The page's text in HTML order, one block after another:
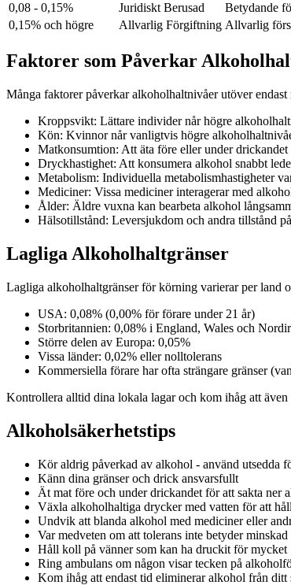
0,08 - 0,15%
Juridiskt Berusad
Betydande
0,15% och högre
Allvarlig Förgiftning Allvarlig
Faktorer som Påverkar
Många faktorer påverkar alkoholhaltnivåer utöver
Kroppsvikt: Lättare individer når högre
Kön: Kvinnor når vanligtvis högre
Matkonsumtion: Att äta före eller under
Dryckhastighet: Att konsumera alkohol snabbt
Metabolism: Individuella metabolismhastigheter
Mediciner: Vissa mediciner interagerar med
Ålder: Äldre vuxna kan bearbeta alkohol
Hälsotillstånd: Leversjukdom och andra tillstånd
Lagliga Alkoholhaltgränser
Lagliga alkoholhaltgränser för körning varierar per land
USA: 0,08% (0,00% för förare under 21 år)
Storbritannien: 0,08% i England, Wales och
Större delen av Europa: 0,05%
Vissa länder: 0,02% eller nolltolerans
Kommersiella förare har ofta strängare gränser
Kontrollera alltid dina lokala lagar och kom ihåg att
Alkoholsäkerhetstips
Kör aldrig påverkad av alkohol - använd utsedda
Känn dina gränser och drick ansvarsfullt
Ät mat före och under drickandet för att sakta ner
Växla alkoholhaltiga drycker med vatten för att
Undvik att blanda alkohol med mediciner eller
Var medveten om att tolerans inte betyder
Håll koll på vänner som kan ha druckit för mycket
Ring ambulans om någon visar tecken på
Kom ihåg att endast tid eliminerar alkohol från